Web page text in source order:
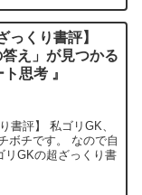
っくり書評】
答え」が見つかる
思考 』
書評】 私ゴリGK、
ボチです。 なので自
リGKの超ざっくり書